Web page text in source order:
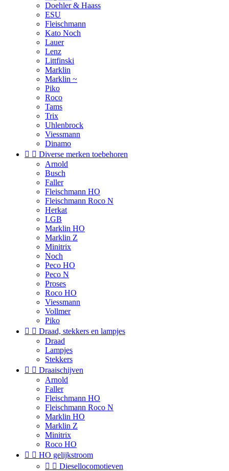
Doehler & Haass
ESU
Fleischmann
Kato Noch
Lauer
Lenz
Littfinski
Marklin
Marklin ~
Piko
Roco
Tams
Trix
Uhlenbrock
Viessmann
Dinamo
  Diverse merken toebehoren
Arnold
Busch
Faller
Fleischmann HO
Fleischmann Roco N
Herkat
LGB
Marklin HO
Marklin Z
Minitrix
Noch
Peco HO
Peco N
Proses
Roco HO
Viessmann
Vollmer
Piko
  Draad, stekkers en lampjes
Draad
Lampjes
Stekkers
  Draaischijven
Arnold
Faller
Fleischmann HO
Fleischmann Roco N
Marklin HO
Marklin Z
Minitrix
Roco HO
  HO gelijkstroom
  Diesellocomotieven